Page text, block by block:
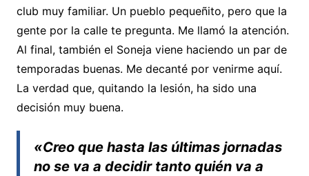
club muy familiar. Un pueblo pequeñito, pero que la
gente por la calle te pregunta. Me llamó la atención.
Al final, también el Soneja viene haciendo un par de
temporadas buenas. Me decanté por venirme aquí.
La verdad que, quitando la lesión, ha sido una
decisión muy buena.
«Creo que hasta las últimas jornadas
no se va a decidir tanto quién va a